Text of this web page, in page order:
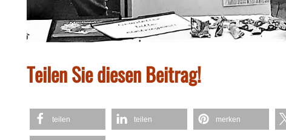
Teilen Sie diesen Beitrag!
teilen teilen merken